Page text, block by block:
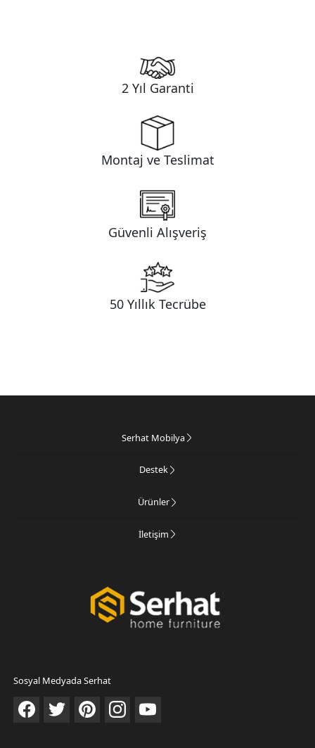
2 Yıl Garanti
Montaj ve Teslimat
Güvenli Alışveriş
50 Yıllık Tecrübe
Serhat Mobilya
Destek
Ürünler
İletişim
Sosyal Medyada Serhat